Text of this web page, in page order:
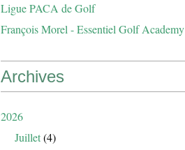
Ligue PACA de Golf
François Morel - Essentiel Golf Academy
Archives
2026
Juillet(4)